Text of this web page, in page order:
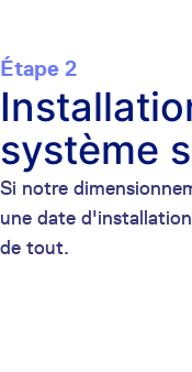
Étape 2
système
Si notre
une date
de tout.